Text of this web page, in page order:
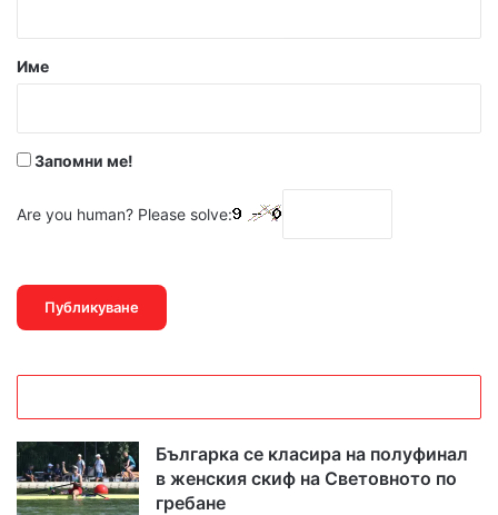
р
Име
Запомни ме!
Are you human? Please solve:
Българка се класира на полуфинал
в женския скиф на Световното по
гребане